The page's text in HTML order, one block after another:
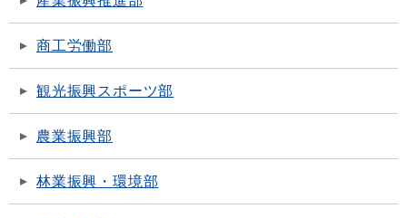
商工労働部
観光振興スポーツ部
農業振興部
林業振興・環境部